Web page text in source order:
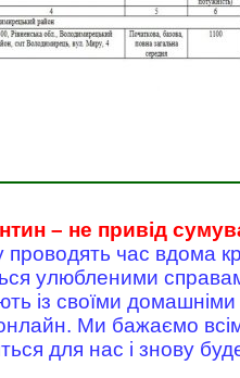
– не привід
проводять час вдома
улюбленими
із своїми
Ми бажаємо
для нас і знову